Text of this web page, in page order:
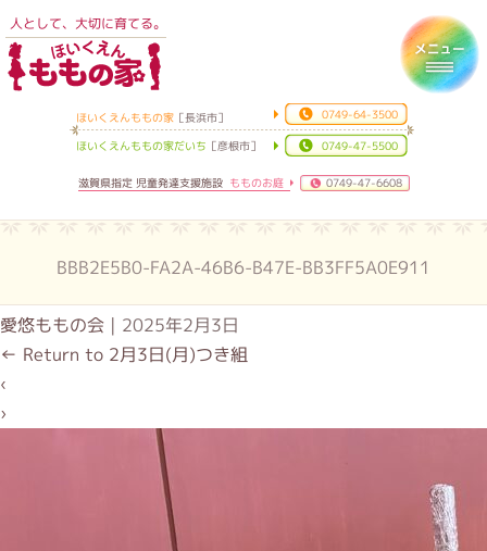
人として、大切に育てる。
ほいくえんももの家 ［長浜市］ 0749-64-3500
ほいくえんももの家だいち ［彦根市］ 0749-47-5500
滋賀県指定 児童発達支援施設もものお庭 0749-47-6608
BBB2E5B0-FA2A-46B6-B47E-BB3FF5A0E911
愛悠ももの会 | 2025年2月3日
← Return to 2月3日(月)つき組
‹
›